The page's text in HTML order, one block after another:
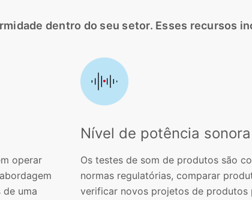
dentro do seu setor. Esses recursos
operar
uma
Nível de potência sonora
Os testes de som de produtos são
normas regulatórias, comparar
verificar novos projetos de produtos